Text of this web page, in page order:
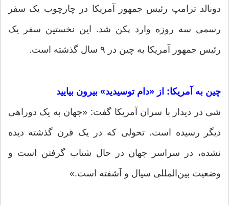
دونالد ترامپ رئیس جمهور آمریکا در چارچوب یک سفر
رسمی سه روزه وارد پکن شد. این نخستین سفر یک
رئیس جمهور آمریکا به چین در ۹ سال گذشته است.
چین به آمریکا: از «دام توسیدید» بیرون بیایید
شی در دیدار با سران آمریکا گفت: «جهان به یک دوراهی
دیگر رسیده است. تحولی که در یک قرن گذشته دیده
نشده، در سراسر جهان در حال شتاب گرفتن است و
وضعیت بین‌المللی سیال و آشفته است.»